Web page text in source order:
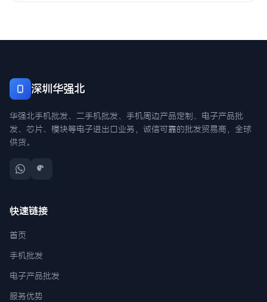
深圳华强北
华强北手机批发、二手机批发、手机周边产品定制、电子产品批
发、芯片、模块等电子进出口业务，诚信可靠的批发贸易商，全球
供货。
快速链接
首页
手机批发
电子产品批发
服务优势